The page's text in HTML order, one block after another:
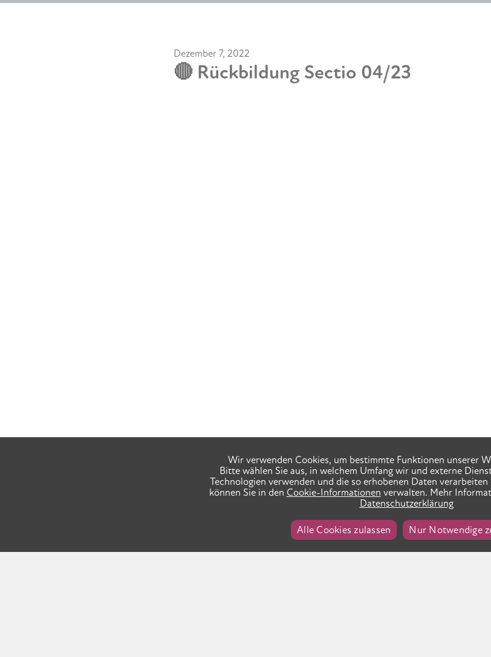
Dezember 7, 2022
🔴 Rückbildung Sectio 04/23
Wir verwenden Cookies, um bestimmte Funktionen unserer
Bitte wählen Sie aus, in welchem Umfang wir und externe
Technologien verwenden und die so erhobenen Daten
können Sie in den Cookie-Informationen verwalten. Mehr
Datenschutzerklärung
Alle Cookies zulassen Nur Notwendige